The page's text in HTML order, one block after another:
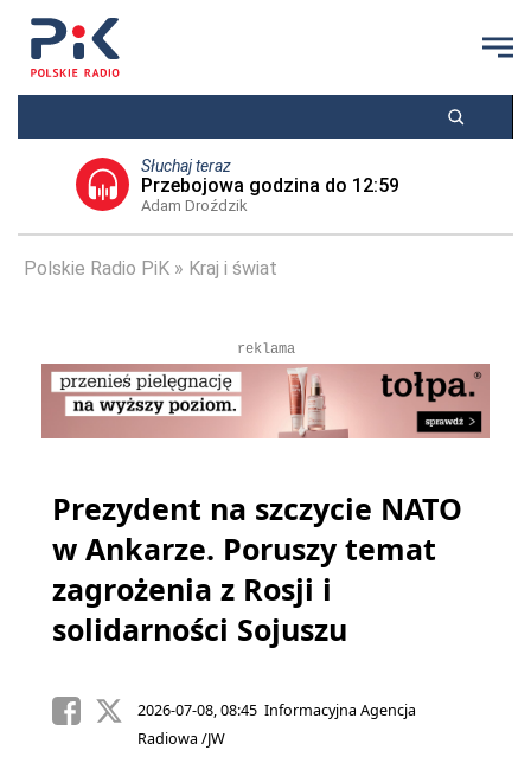
Słuchaj teraz
Przebojowa godzina do 12:59
Adam Droździk
Polskie Radio PiK Kraj i świat
reklama
Prezydent na szczycie NATO
w Ankarze. Poruszy temat
zagrożenia z Rosji i
solidarności Sojuszu
2026-07-08, 08:45 Informacyjna Agencja
Radiowa /JW